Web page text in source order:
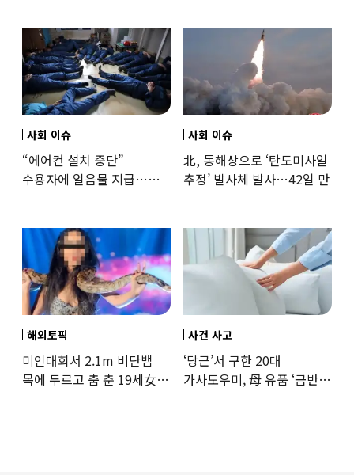
사회 이슈
“에어컨 설치 중단”
수용자에 얼음물 지급…
사회 이슈
北, 동해상으로 ‘탄도미사일
추정’ 발사체 발사…42일 만
해외토픽
미인대회서 2.1m 비단뱀
목에 두르고 춤 춘 19세女
사건 사고
‘당근’서 구한 20대
가사도우미, 母 유품 ‘금반지